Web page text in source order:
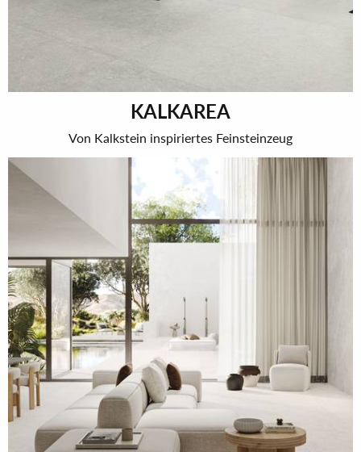
KALKAREA
Von Kalkstein inspiriertes Feinsteinzeug